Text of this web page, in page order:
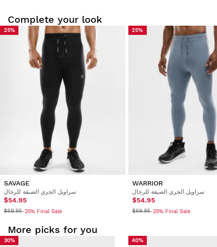
جرّب منتجاتنا براحة في منزلك. لديك 30 أيام من تاريخ التسليم لإرجاع
ابتداءً من $9.95
Complete your look
25%
SAVAGE
سراويل الجري الضيقة للرجال
$54.95
$69.95-25% Final Sale
25%
WARRIOR
سراويل الجري الضيقة للرجال
$54.95
$69.95-25% Final Sale
More picks for you
30% 40%